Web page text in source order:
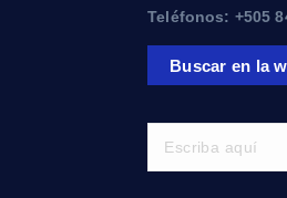
Teléfonos: +505
Buscar en la